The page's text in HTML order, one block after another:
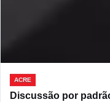
ACRE
Discussão por